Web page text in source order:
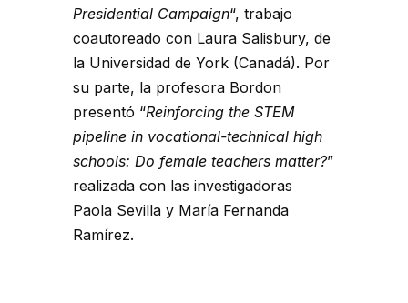
Presidential Campaign“, trabajo
coautoreado con Laura Salisbury, de
la Universidad de York (Canadá). Por
su parte, la profesora Bordon
presentó “Reinforcing the STEM
pipeline in vocational-technical high
schools: Do female teachers matter?”
realizada con las investigadoras
Paola Sevilla y María Fernanda
Ramírez.